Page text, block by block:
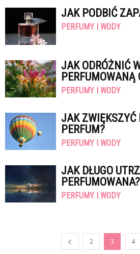
JAK PODBIĆ
PERFUMY I WODY
JAK ODRÓŻNIĆ
PERFUMOWANĄ
PERFUMY I WODY
JAK ZWIĘKSZYĆ
PERFUM?
PERFUMY I WODY
JAK DŁUGO
PERFUMOWANA?
PERFUMY I WODY
2 3 4